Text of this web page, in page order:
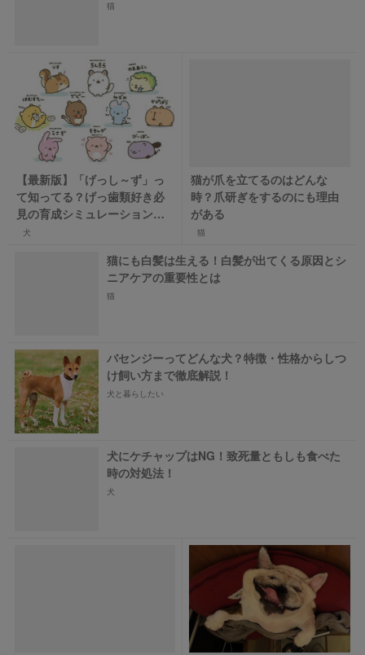
猫
【最新版】「げっし～ず」っ
て知ってる？げっ歯類好き必
見の育成シミュレーションゲ
ームをご紹介！
犬
猫が爪を立てるのはどんな
時？爪研ぎをするのにも理由
がある
猫
猫にも白髪は生える！白髪が出てくる原因とシ
ニアケアの重要性とは
猫
バセンジーってどんな犬？特徴・性格からしつ
け飼い方まで徹底解説！
犬と暮らしたい
犬にケチャップはNG！致死量ともしも食べた
時の対処法！
犬